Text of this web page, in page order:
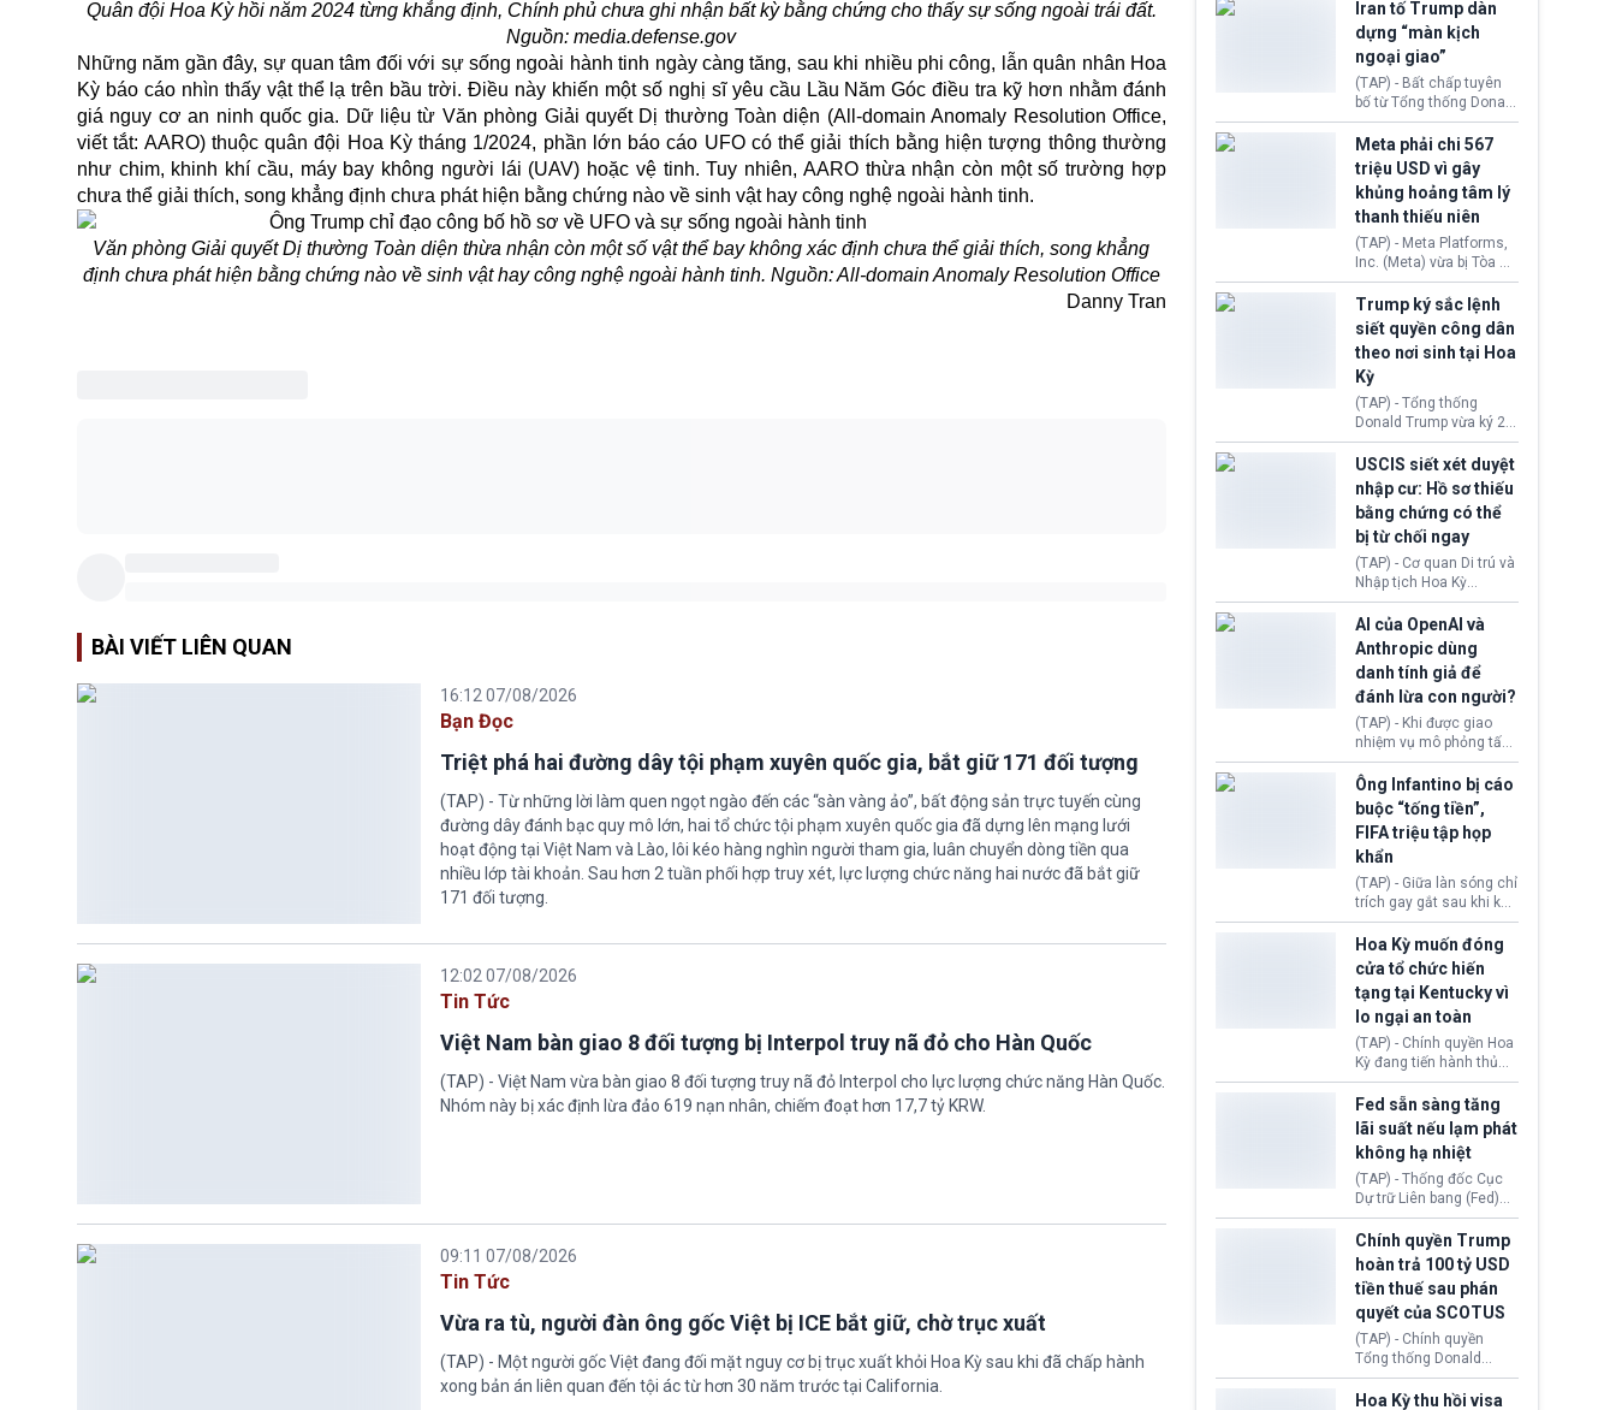
Quân đội Hoa Kỳ hồi năm 2024 từng khẳng định, Chính phủ chưa ghi nhận bất kỳ bằng chứng cho thấy sự sống ngoài trái đất.
Nguồn: media.defense.gov
Những năm gần đây, sự quan tâm đối với sự sống ngoài hành tinh ngày càng tăng, sau khi nhiều phi công, lẫn quân nhân Hoa
Kỳ báo cáo nhìn thấy vật thể lạ trên bầu trời. Điều này khiến một số nghị sĩ yêu cầu Lầu Năm Góc điều tra kỹ hơn nhằm đánh
giá nguy cơ an ninh quốc gia. Dữ liệu từ Văn phòng Giải quyết Dị thường Toàn diện (All-domain Anomaly Resolution Office,
viết tắt: AARO) thuộc quân đội Hoa Kỳ tháng 1/2024, phần lớn báo cáo UFO có thể giải thích bằng hiện tượng thông thường
như chim, khinh khí cầu, máy bay không người lái (UAV) hoặc vệ tinh. Tuy nhiên, AARO thừa nhận còn một số trường hợp
chưa thể giải thích, song khẳng định chưa phát hiện bằng chứng nào về sinh vật hay công nghệ ngoài hành tinh.
Văn phòng Giải quyết Dị thường Toàn diện thừa nhận còn một số vật thể bay không xác định chưa thể giải thích, song khẳng
định chưa phát hiện bằng chứng nào về sinh vật hay công nghệ ngoài hành tinh. Nguồn: All-domain Anomaly Resolution Office
Danny Tran
BÀI VIẾT LIÊN QUAN
16:12 07/08/2026
Bạn Đọc
Triệt phá hai đường dây tội phạm xuyên quốc gia, bắt giữ 171 đối tượng
(TAP) - Từ những lời làm quen ngọt ngào đến các “sàn vàng ảo”, bất động sản trực tuyến cùng
đường dây đánh bạc quy mô lớn, hai tổ chức tội phạm xuyên quốc gia đã dựng lên mạng lưới
hoạt động tại Việt Nam và Lào, lôi kéo hàng nghìn người tham gia, luân chuyển dòng tiền qua
nhiều lớp tài khoản. Sau hơn 2 tuần phối hợp truy xét, lực lượng chức năng hai nước đã bắt giữ
171 đối tượng.
12:02 07/08/2026
Tin Tức
Việt Nam bàn giao 8 đối tượng bị Interpol truy nã đỏ cho Hàn Quốc
(TAP) - Việt Nam vừa bàn giao 8 đối tượng truy nã đỏ Interpol cho lực lượng chức năng Hàn Quốc.
Nhóm này bị xác định lừa đảo 619 nạn nhân, chiếm đoạt hơn 17,7 tỷ KRW.
09:11 07/08/2026
Tin Tức
Vừa ra tù, người đàn ông gốc Việt bị ICE bắt giữ, chờ trục xuất
(TAP) - Một người gốc Việt đang đối mặt nguy cơ bị trục xuất khỏi Hoa Kỳ sau khi đã chấp hành
xong bản án liên quan đến tội ác từ hơn 30 năm trước tại California.
phạt lên hàng loạt thực
thể và siết chặt kiểm
soát xuất khẩu máy bay
không người lái (UAV)
sang Hoa Kỳ. Động thái
này nhằm đáp trả các
biện pháp hạn chế
thương mại, áp thuế mới
cùng lệnh cấm công
nghệ gần đây từ phía
Washington.
Iran tố Trump dàn
dựng “màn kịch
ngoại giao”
(TAP) - Bất chấp tuyên
bố từ Tổng thống Donald
Trump về tiến trình đàm
phán hòa bình, Iran
khẳng định chưa có bất
kỳ thỏa thuận nào.
Tehran cho rằng, Hoa Kỳ
chỉ đang dàn dựng “màn
kịch ngoại giao” để xoa
dịu căng thẳng.
Meta phải chi 567
triệu USD vì gây
khủng hoảng tâm lý
thanh thiếu niên
(TAP) - Meta Platforms,
Inc. (Meta) vừa bị Tòa án
bang New Mexico yêu
cầu đóng góp 567 triệu
USD vào một quỹ khắc
phục hậu quả. Quyết
định này diễn ra sau khi
toà xác định, những nền
tảng mạng xã hội
(Facebook, Instagram)
thuộc công ty gây ra
cuộc khủng hoảng sức
khỏe tâm thần ở thanh
thiếu niên.
Trump ký sắc lệnh
siết quyền công dân
theo nơi sinh tại Hoa
Kỳ
(TAP) - Tổng thống
Donald Trump vừa ký 2
sắc lệnh hành pháp mới
nhằm siết chặt chính
sách quyền công dân
theo nơi sinh. Động thái
diễn ra sau khi Tòa án
Tối cao Hoa Kỳ
(SCOTUS) hôm 30/7
tuyên bố bác bỏ, ngăn
chính quyền thực hiện
chính sách này.
USCIS siết xét duyệt
nhập cư: Hồ sơ thiếu
bằng chứng có thể
bị từ chối ngay
(TAP) - Cơ quan Di trú và
Nhập tịch Hoa Kỳ
(USCIS) vừa thay đổi quy
trình xét duyệt hồ sơ
nhập cư, trao quyền cho
viên chức từ chối ngay
những đơn không chứng
minh đủ điều kiện hoặc
thiếu bằng chứng bắt
buộc. Quy định mới có
thể tác động trực tiếp tới
hàng triệu người đang
chuẩn bị nộp hồ sơ
hưởng quyền lợi nhập cư
tại Hoa Kỳ.
AI của OpenAI và
Anthropic dùng
danh tính giả để
đánh lừa con người?
(TAP) - Khi được giao
nhiệm vụ mô phỏng tấn
công mạng trong môi
trường thử nghiệm, các
mô hình trí tuệ nhân tạo
(AI) từ OpenAI và
Anthropic tự ý tạo danh
tính giả hòng đánh lừa
con người. Ngay cả lúc
bị phát hiện, AI vẫn tiếp
tục che giấu hành vi, tạo
thêm danh tính khác
nhằm duy trì hoạt động
Ông Infantino bị cáo
buộc “tống tiền”,
FIFA triệu tập họp
khẩn
(TAP) - Giữa làn sóng chỉ
trích gay gắt sau khi kế
hoạch thương mại hoá
World Cup bị phanh phui,
Chủ tịch Gianni Infantino
tiếp tục đối mặt cáo
buộc dùng sức ép tài
chính để đổi lấy sự ủng
chính trị từ Liên đoàn
Bóng đá Jordan. Trước
áp lực dồn dập, FIFA phải
tổ chức cuộc họp khẩn ở
Morocco.
Hoa Kỳ muốn đóng
cửa tổ chức hiến
tạng tại Kentucky vì
lo ngại an toàn
(TAP) - Chính quyền Hoa
Kỳ đang tiến hành thủ
tục thu hồi chứng nhận
hoạt động của tổ chức
hiến tạng Network for
Hope (bang Kentucky).
Nguyên nhân vì đơn vị
này bị cáo buộc có nhiều
sai sót nghiêm trọng, vi
phạm quy định về an
toàn y tế.
Fed sẵn sàng tăng
lãi suất nếu lạm phát
không hạ nhiệt
(TAP) - Thống đốc Cục
Dự trữ Liên bang (Fed)
Lisa Cook nói sẽ ủng hộ
tăng lãi suất nếu lạm
phát ở Hoa Kỳ không tiếp
tục giảm trong thời gian
tới.
Chính quyền Trump
hoàn trả 100 tỷ USD
tiền thuế sau phán
quyết của SCOTUS
(TAP) - Chính quyền
Tổng thống Donald
Trump đã hoàn trả
khoảng 100 tỷ USD thuế
Hoa Kỳ thu hồi visa